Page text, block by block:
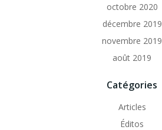
octobre 2020
décembre 2019
novembre 2019
août 2019
Catégories
Articles
Éditos